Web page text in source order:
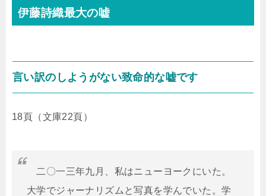
伊藤詩織最大の嘘
言い訳のしようがない致命的な嘘です
18頁（文庫22頁）
二〇一三年九月、私はニューヨークにいた。
大学でジャーナリズムと写真を学んでいた。学